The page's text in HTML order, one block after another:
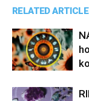
RELATED